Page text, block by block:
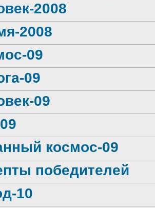
2008
2008
09
09
09
космос-09
победителей
10